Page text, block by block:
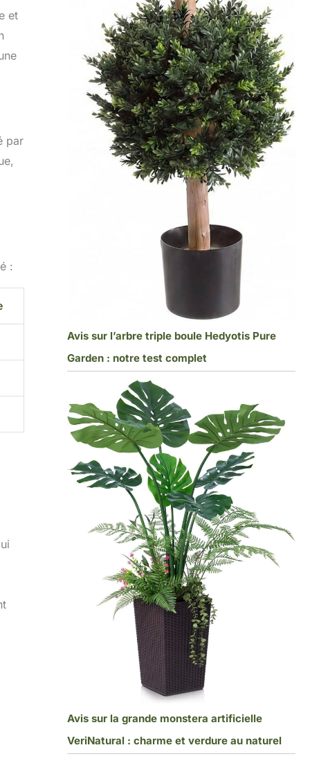
et
par
:
Avis sur l’arbre triple boule Hedyotis Pure
Garden : notre test complet
Avis sur la grande monstera artificielle
VeriNatural : charme et verdure au naturel